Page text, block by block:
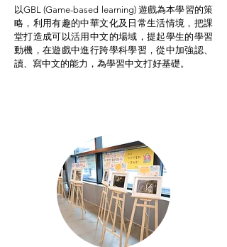
以GBL (Game-based learning) 遊戲為本學習的策
略，利用有趣的中華文化及日常生活情境，把課
堂打造成可以活用中文的場域，提起學生的學習
動機，在遊戲中進行跨學科學習，從中加強認、
讀、寫中文的能力，為學習中文打好基礎。